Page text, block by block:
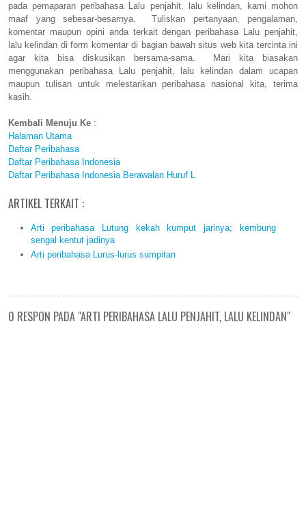
pada pemaparan peribahasa Lalu penjahit, lalu kelindan, kami mohon
maaf yang sebesar-besarnya. Tuliskan pertanyaan, pengalaman,
komentar maupun opini anda terkait dengan peribahasa Lalu penjahit,
lalu kelindan di form komentar di bagian bawah situs web kita tercinta ini
agar kita bisa diskusikan bersama-sama. Mari kita biasakan
menggunakan peribahasa Lalu penjahit, lalu kelindan dalam ucapan
maupun tulisan untuk melestarikan peribahasa nasional kita, terima
kasih.
Kembali Menuju Ke :
Halaman Utama
Daftar Peribahasa
Daftar Peribahasa Indonesia
Daftar Peribahasa Indonesia Berawalan Huruf L
ARTIKEL TERKAIT :
Arti peribahasa Lutung kekah kumput jarinya; kembung
sengal kentut jadinya
Arti peribahasa Lurus-lurus sumpitan
0 RESPON PADA "ARTI PERIBAHASA LALU PENJAHIT, LALU KELINDAN"